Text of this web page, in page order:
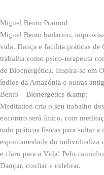
Miguel Bento Pramod
Miguel Bento bailarino,
vida. Dança e facilita práticas de
trabalha como psico-terapeuta
de Bioenergética. Inspira-se em
índios da Amazónia e outras
Bento – Bionergetics &amp;
Meditation cria o seu trabalho
encontro será único, com
tudo práticas físicas para soltar a
espontaneidade do individualiza
e claro para a Vida! Pelo
Dançar, confiar e celebrar.